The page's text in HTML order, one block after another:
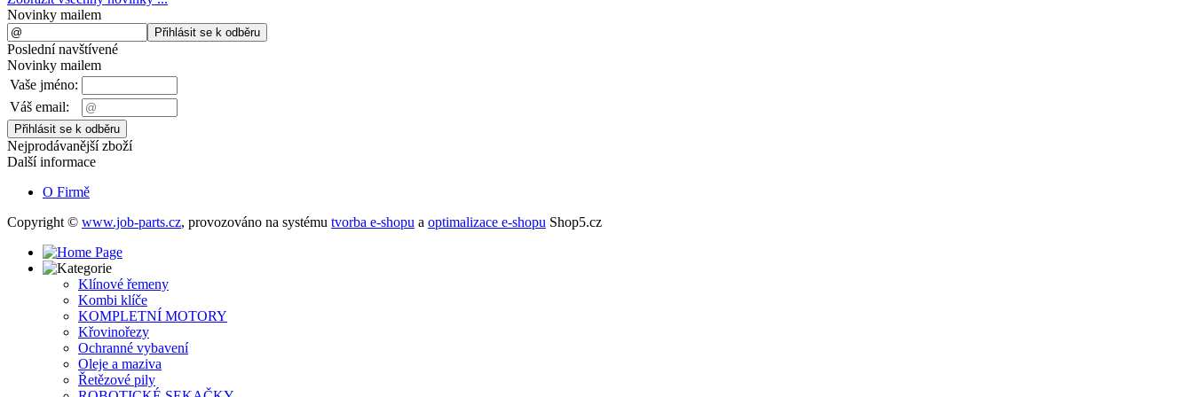
Novinky mailem
Poslední navštívené
Novinky mailem
Vaše jméno:
Váš email:
Nejprodávanější zboží
Další informace
O Firmě
Copyright © www.job-parts.cz, provozováno na systému tvorba e-shopu a optimalizace e-shopu Shop5.cz
Klínové řemeny
Kombi klíče
KOMPLETNÍ MOTORY
Křovinořezy
Ochranné vybavení
Oleje a maziva
Řetězové pily